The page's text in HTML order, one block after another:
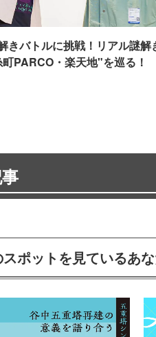
きバトルに挑戦！リアル謎解
PARCO・楽天地"を巡る！
スポットを見ているあ